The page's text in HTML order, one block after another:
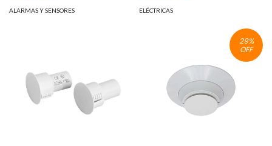
ALARMAS Y SENSORES ELÉCTRICAS
29%
OFF